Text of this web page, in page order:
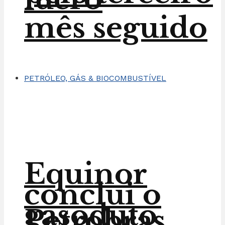
Equinor
conclui o
gasoduto
mês seguido
PETRÓLEO, GÁS & BIOCOMBUSTÍVEL